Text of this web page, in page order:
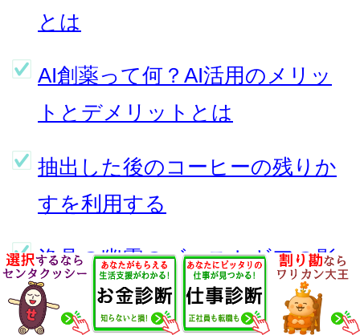
とは
AI創薬って何？AI活用のメリッ
トとデメリットとは
抽出した後のコーヒーの残りか
すを利用する
漁具の幽霊のゴーストギアの影
響は